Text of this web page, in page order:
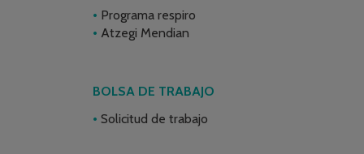
Programa respiro
Atzegi Mendian
BOLSA DE TRABAJO
Solicitud de trabajo